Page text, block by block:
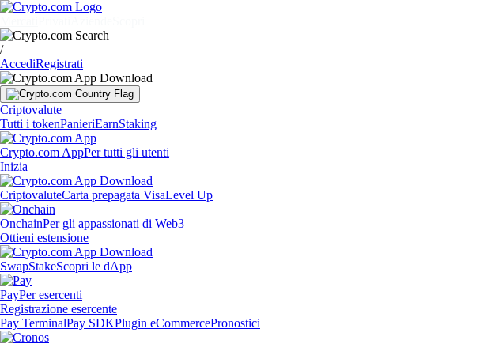
/
AccediRegistrati
Criptovalute
Tutti i tokenPanieriEarnStaking
Crypto.com AppPer tutti gli utenti
Inizia
CriptovaluteCarta prepagata VisaLevel Up
OnchainPer gli appassionati di Web3
Ottieni estensione
SwapStakeScopri le dApp
PayPer esercenti
Registrazione esercente
Pay TerminalPay SDKPlugin eCommercePronostici